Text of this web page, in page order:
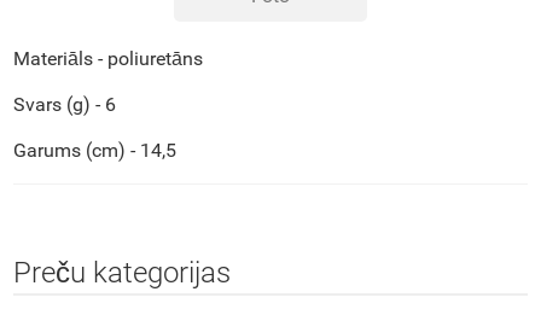
Materiāls - poliuretāns
Svars (g) - 6
Garums (cm) - 14,5
Preču kategorijas